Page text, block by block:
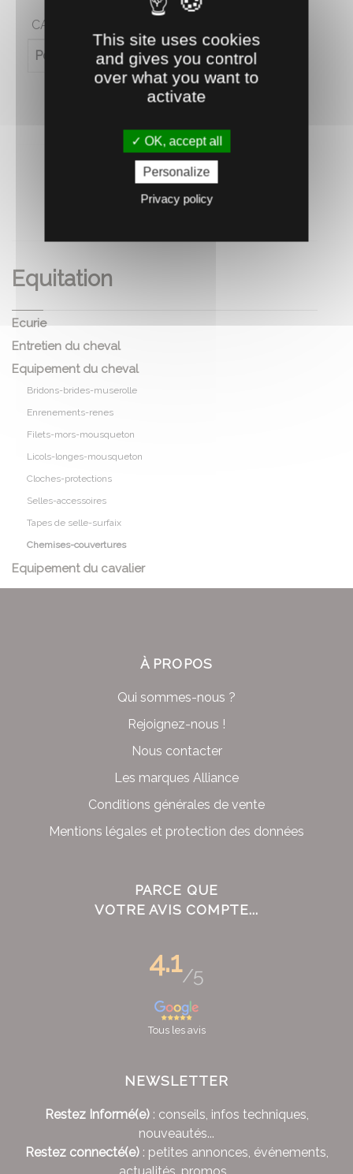
CARACTÉRISTIQUES
Poids (en kg) 1.9
Equitation
Ecurie
Entretien du cheval
Equipement du cheval
Bridons-brides-muserolle
Enrenements-renes
Filets-mors-mousqueton
Licols-longes-mousqueton
Cloches-protections
Selles-accessoires
Tapes de selle-surfaix
Chemises-couvertures
Equipement du cavalier
À PROPOS
Qui sommes-nous ?
Rejoignez-nous !
Nous contacter
Les marques Alliance
Conditions générales de vente
Mentions légales et protection des données
PARCE QUE
VOTRE AVIS COMPTE...
4.1/5
Tous les avis
NEWSLETTER
Restez Informé(e): conseils, infos techniques,
nouveautés...
Restez connecté(e): petites annonces, événements,
This site uses cookies
and gives you control
over what you want to
activate
OK, accept all
Personalize
Privacy policy